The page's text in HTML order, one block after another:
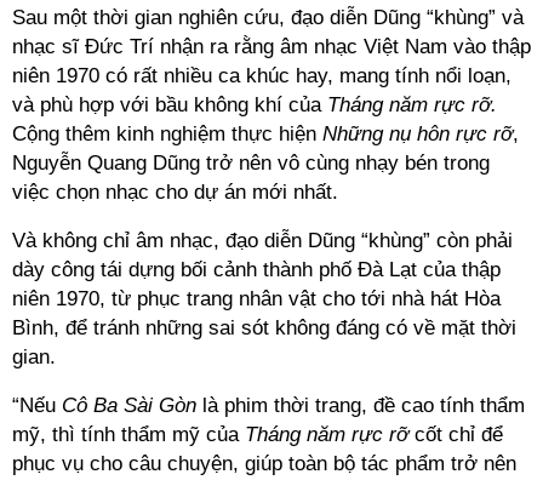
Sau một thời gian nghiên cứu, đạo diễn Dũng “khùng” và
nhạc sĩ Đức Trí nhận ra rằng âm nhạc Việt Nam vào thập
niên 1970 có rất nhiều ca khúc hay, mang tính nổi loạn,
và phù hợp với bầu không khí của Tháng năm rực rỡ.
Cộng thêm kinh nghiệm thực hiện Những nụ hôn rực rỡ,
Nguyễn Quang Dũng trở nên vô cùng nhạy bén trong
việc chọn nhạc cho dự án mới nhất.
Và không chỉ âm nhạc, đạo diễn Dũng “khùng” còn phải
dày công tái dựng bối cảnh thành phố Đà Lạt của thập
niên 1970, từ phục trang nhân vật cho tới nhà hát Hòa
Bình, để tránh những sai sót không đáng có về mặt thời
gian.
“Nếu Cô Ba Sài Gòn là phim thời trang, đề cao tính thẩm
mỹ, thì tính thẩm mỹ của Tháng năm rực rỡcốt chỉ để
phục vụ cho câu chuyện, giúp toàn bộ tác phẩm trở nên